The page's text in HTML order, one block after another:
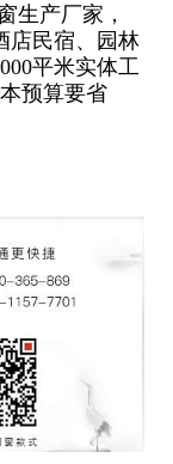
生产厂家，
店民宿、园林
平米实体工
预算要省